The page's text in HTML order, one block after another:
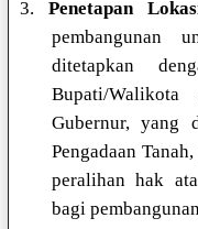
3.Penetapan
pembangunan
ditetapkan
Bupati/
Gubernur, yang
Pengadaan
peralihan hak
bagi